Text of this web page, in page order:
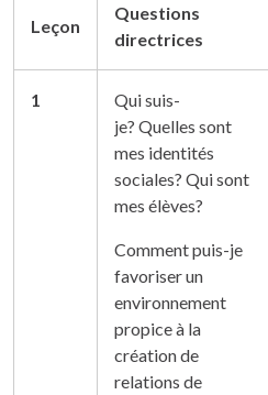
Leçon
Questions
directrices
1
Qui suis-
je? Quelles sont
mes identités
sociales? Qui sont
mes élèves?
Comment puis-je
favoriser un
environnement
propice à la
création de
relations de